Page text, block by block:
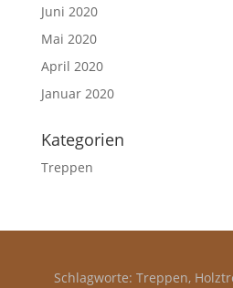
Juni 2020
Mai 2020
April 2020
Januar 2020
Kategorien
Treppen
Schlagworte: Treppen,